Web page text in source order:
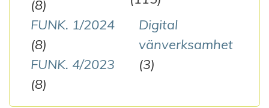
(8)
FUNK. 1/2024
(8)
FUNK. 4/2023
(8)
Digital
vänverksamhet
(3)